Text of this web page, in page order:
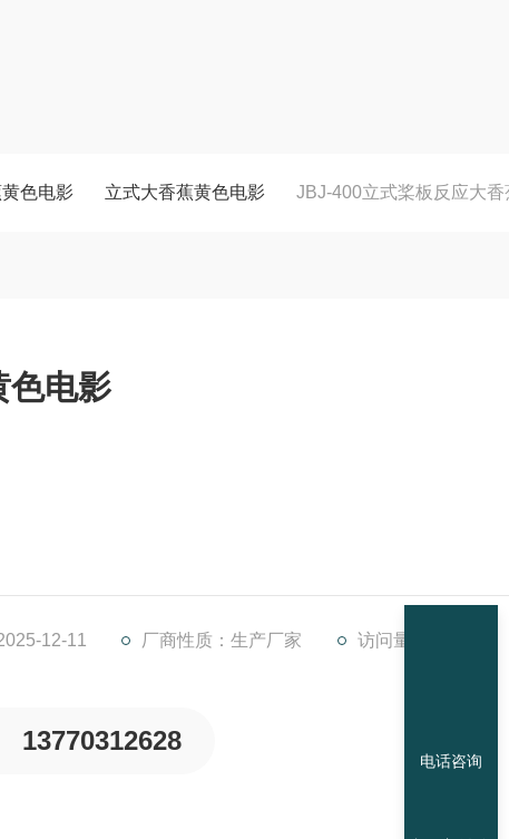
色电影 立式大香蕉黄色电影 JBJ-400立式桨板反应大
色电影
12-11 厂商性质：生产厂家 访问量：3468
13770312628
电话咨询